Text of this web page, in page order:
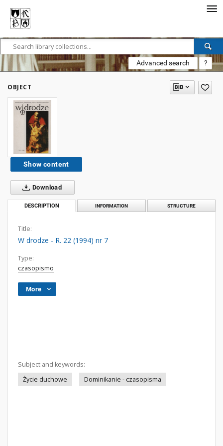
Advanced search ?
OBJECT
Show content
Download
DESCRIPTION INFORMATION STRUCTURE
Title:
W drodze - R. 22 (1994) nr 7
Type:
czasopismo
More
Subject and keywords:
Życie duchowe
Dominikanie - czasopisma